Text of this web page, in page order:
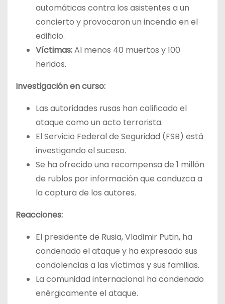
automáticas contra los asistentes a un
concierto y provocaron un incendio en el
edificio.
Víctimas:Al menos 40 muertos y 100
heridos.
Investigación en curso:
Las autoridades rusas han calificado el
ataque como un acto terrorista.
El Servicio Federal de Seguridad (FSB) está
investigando el suceso.
Se ha ofrecido una recompensa de 1 millón
de rublos por información que conduzca a
la captura de los autores.
Reacciones:
El presidente de Rusia, Vladimir Putin, ha
condenado el ataque y ha expresado sus
condolencias a las víctimas y sus familias.
La comunidad internacional ha condenado
enérgicamente el ataque.